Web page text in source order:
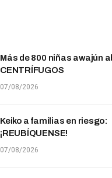
Más de 800 niñas awajún
CENTRÍFUGOS
07/08/2026
Keiko a familias en riesgo:
¡REUBÍQUENSE!
07/08/2026